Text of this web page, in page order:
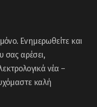
Ενημερωθείτε και
σας αρέσει,
νέα –
καλή